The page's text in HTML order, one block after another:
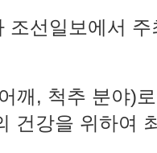
조선일보에서
깨, 척추 분야)
건강을 위하여